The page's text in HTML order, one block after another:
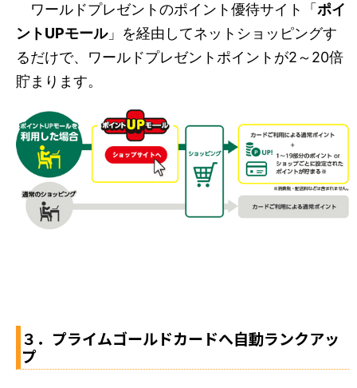
ワールドプレゼントのポイント優待サイト「 ポイ
ントUPモール」を経由してネットショッピングす
るだけで、ワールドプレゼントポイントが2～20倍
貯まります。
３．プライムゴールドカードへ自動ランクアッ
プ